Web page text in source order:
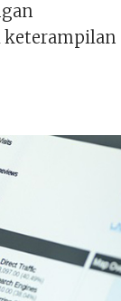
keterampilan